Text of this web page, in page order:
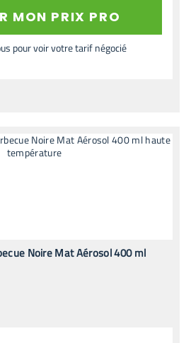
MON PRIX PRO
pour voir votre tarif négocié
Noire Mat Aérosol 400 ml